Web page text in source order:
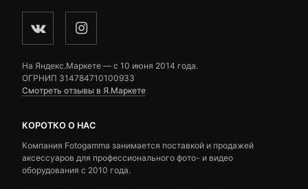
На Яндекс.Маркете — c 10 июня 2014 года.
ОГРНИП 314784710100933
Смотреть отзывы в Я.Маркете
КОРОТКО О НАС
Компания Fotogamma занимается поставкой и продажей
аксессуаров для профессионального фото- и видео
оборудования с 2010 года.